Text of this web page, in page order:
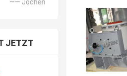
—— Jochen
JETZT